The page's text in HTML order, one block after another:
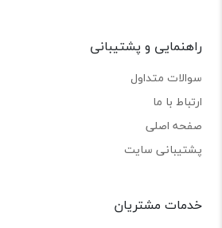
راهنمایی و پشتیبانی
سوالات متداول
ارتباط با ما
صفحه اصلی
پشتیبانی سایت
خدمات مشتریان